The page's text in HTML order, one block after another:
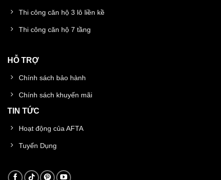
Thi công căn hộ 3 lô liền kề
Thi công căn hộ 7 tầng
HỖ TRỢ
Chính sách bảo hành
Chính sách khuyến mãi
TIN TỨC
Hoạt động của AFTA
Tuyển Dụng